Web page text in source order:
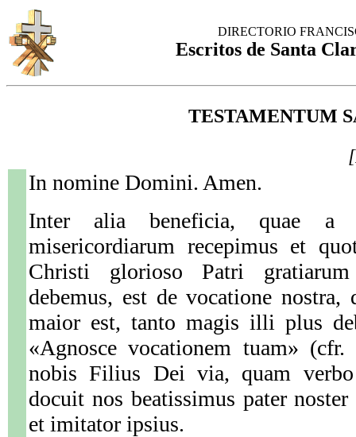
DIRECTORIO
Escritos de Santa
TESTAMENTUM
In nomine Domini. Amen.
Inter alia beneficia, quae a
misericordiarum recepimus et
Christi glorioso Patri
debemus, est de vocatione nostra,
maior est, tanto magis illi plus
«Agnosce vocationem tuam»
nobis Filius Dei via, quam
docuit nos beatissimus pater
et imitator ipsius.